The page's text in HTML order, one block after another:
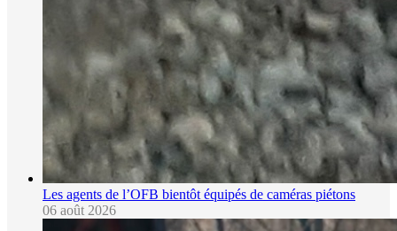
Les agents de l’OFB bientôt équipés de caméras piétons
06 août 2026